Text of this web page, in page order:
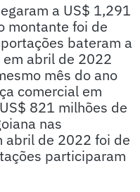
a US$ 1,291
montante foi de
bateram a
abril de 2022
mês do ano
comercial em
821 milhões de
nas
abril de 2022 foi de
participaram